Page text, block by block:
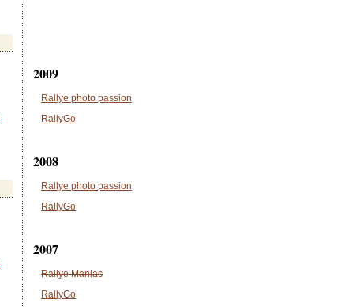
2009
Rallye photo passion
RallyGo
2008
Rallye photo passion
RallyGo
2007
Rallye Maniac
RallyGo